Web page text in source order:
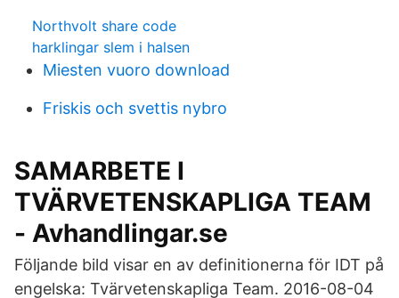
Northvolt share code
harklingar slem i halsen
Miesten vuoro download
Friskis och svettis nybro
SAMARBETE I
TVÄRVETENSKAPLIGA TEAM
- Avhandlingar.se
Följande bild visar en av definitionerna för IDT på
engelska: Tvärvetenskapliga Team. 2016-08-04